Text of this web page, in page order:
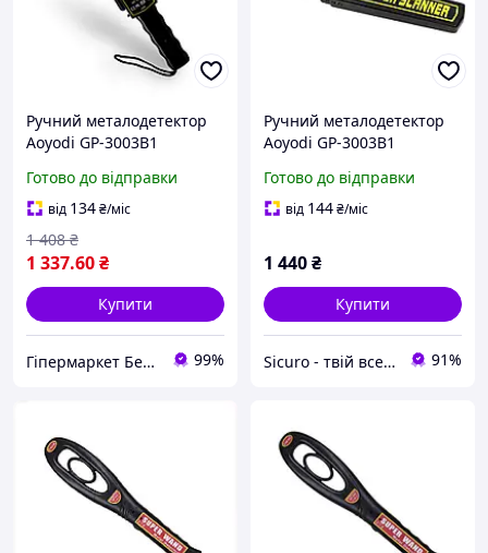
Ручний металодетектор
Aoyodi GP-3003B1
Готово до відправки
від 134₴/міс
1 337.60₴
1 408 ₴
Купити
Гіпермаркет Безпеки Bezpeka-SHOP 99%
Ручний металодетектор
Aoyodi GP-3003B1
Готово до відправки
від 144₴/міс
1 440₴
Купити
Sicuro - твій всесвіт комфорту та безпеки 91%